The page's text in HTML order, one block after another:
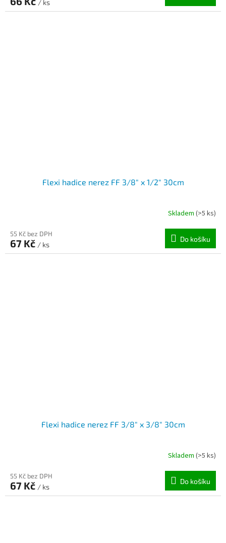
/ ks
Flexi hadice nerez FF 3/8" x 1/2" 30cm
Skladem (>5 ks)
55 Kč bez DPH
67 Kč / ks
Do košíku
Flexi hadice nerez FF 3/8" x 3/8" 30cm
Skladem (>5 ks)
55 Kč bez DPH
67 Kč / ks
Do košíku